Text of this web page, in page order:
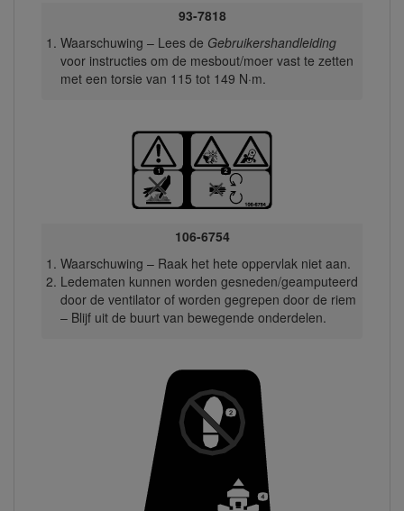
93-7818
Waarschuwing – Lees de Gebruikershandleiding
voor instructies om de mesbout/moer vast te zetten
met een torsie van 115 tot 149 N·m.
106-6754
Waarschuwing – Raak het hete oppervlak niet aan.
Ledematen kunnen worden gesneden/geamputeerd
door de ventilator of worden gegrepen door de riem
– Blijf uit de buurt van bewegende onderdelen.